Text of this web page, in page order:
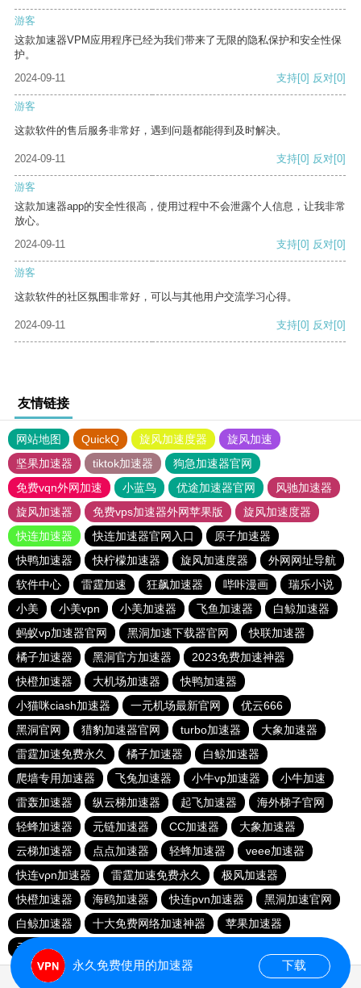
游客
这款加速器VPM应用程序已经为我们带来了无限的隐私保护和安全性保
护。
2024-09-11
支持[0] 反对[0]
游客
这款软件的售后服务非常好，遇到问题都能得到及时解决。
2024-09-11 支持[0] 反对[0]
游客
这款加速器app的安全性很高，使用过程中不会泄露个人信息，让我非常
放心。
2024-09-11
支持[0] 反对[0]
游客
这款软件的社区氛围非常好，可以与其他用户交流学习心得。
2024-09-11 支持[0] 反对[0]
友情链接
网站地图 QuickQ 旋风加速度器
旋风加速
坚果加速器
tiktok加速器
狗急加速器官网
免费vqn外网加速
小蓝鸟 优途加速器官网
风驰加速器
旋风加速器
免费vps加速器外网苹果版
旋风加速度器
快连加速器
快连加速器官网入口
原子加速器
快鸭加速器
快柠檬加速器 旋风加速度器
外网网址导航
软件中心
雷霆加速 狂飙加速器 哔咔漫画
瑞乐小说
小美
小美vpn 小美加速器 飞鱼加速器
白鲸加速器
蚂蚁vp加速器官网
黑洞加速下载器官网
快联加速器
橘子加速器
黑洞官方加速器
2023免费加速神器
快橙加速器
大机场加速器
快鸭加速器
小猫咪ciash加速器
一元机场最新官网
优云666
黑洞官网
猎豹加速器官网 turbo加速器
大象加速器
雷霆加速免费永久
橘子加速器
白鲸加速器
爬墙专用加速器
飞兔加速器 小牛vp加速器
小牛加速
雷轰加速器
纵云梯加速器 起飞加速器
海外梯子官网
轻蜂加速器
元链加速器 CC加速器
大象加速器
云梯加速器
点点加速器 轻蜂加速器
veee加速器
快连vρn加速器
雷霆加速免费永久
极风加速器
快橙加速器
海鸥加速器 快连pvn加速器
黑洞加速官网
白鲸加速器
十大免费网络加速神器
苹果加速器
元链加速器
永久免费使用的加速器 下载